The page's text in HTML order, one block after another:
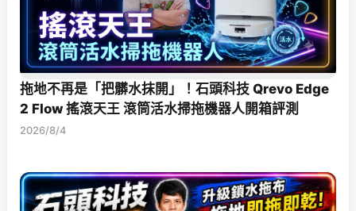
拖地不再是「把髒水抹開」！石頭科技 Qrevo Edge
2 Flow 搖滾天王 滾筒活水掃拖機器人開箱評測
2026/8/4